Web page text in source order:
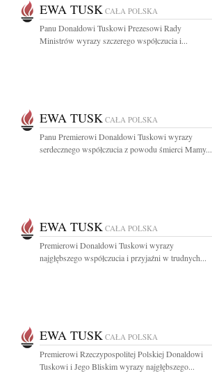
EWA TUSK CAŁA POLSKA
Panu Donaldowi Tuskowi Prezesowi Rady
Ministrów wyrazy szczerego współczucia i...
EWA TUSK CAŁA POLSKA
Panu Premierowi Donaldowi Tuskowi wyrazy
serdecznego współczucia z powodu śmierci Mamy...
EWA TUSK CAŁA POLSKA
Premierowi Donaldowi Tuskowi wyrazy
najgłębszego współczucia i przyjaźni w trudnych...
EWA TUSK CAŁA POLSKA
Premierowi Rzeczypospolitej Polskiej Donaldowi
Tuskowi i Jego Bliskim wyrazy najgłębszego...